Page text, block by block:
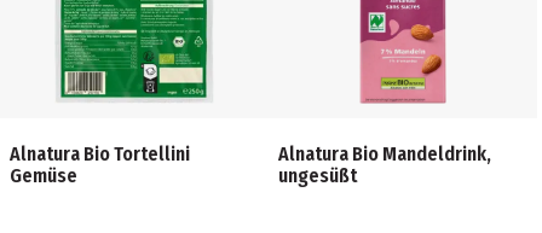
Alnatura Bio Tortellini
Gemüse
Alnatura Bio Mandeldrink,
ungesüßt